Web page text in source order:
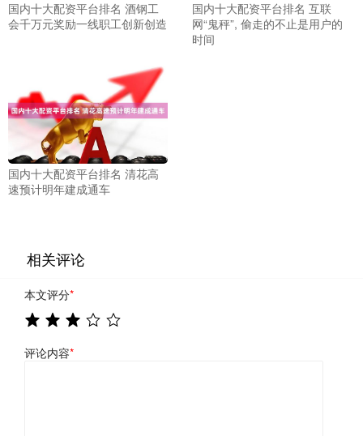
国内十大配资平台排名 酒钢工
会千万元奖励一线职工创新创造
国内十大配资平台排名 互联
网“鬼秤”, 偷走的不止是用户的
时间
国内十大配资平台排名 清花高
速预计明年建成通车
相关评论
本文评分*
评论内容*